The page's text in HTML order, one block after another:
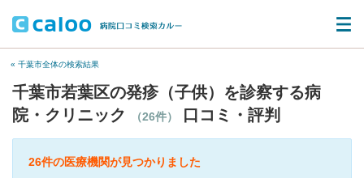
« 千葉市全体の検索結果
千葉市若葉区の発疹（子供）を診察する病
院・クリニック
（26件） 口コミ・評判
26件の医療機関が見つかりました